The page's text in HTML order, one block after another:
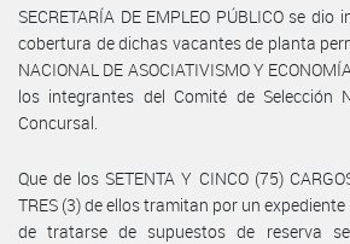
SECRETARÍA DE EMPLEO PÚBLICO se
cobertura de dichas vacantes de planta
NACIONAL DE ASOCIATIVISMO Y
los integrantes del Comité de Selección
Concursal.
Que de los SETENTA Y CINCO (75)
TRES (3) de ellos tramitan por un
de tratarse de supuestos de reserva